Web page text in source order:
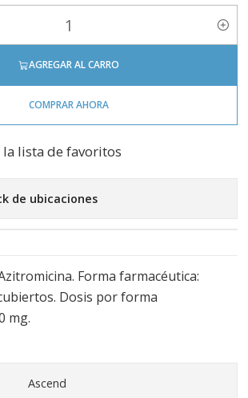
AGREGAR AL CARRO
COMPRAR AHORA
lista de favoritos
de ubicaciones
Forma farmacéutica:
Dosis por forma
mg.
Ascend